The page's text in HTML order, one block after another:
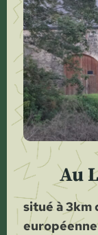
Au
situé à 3km